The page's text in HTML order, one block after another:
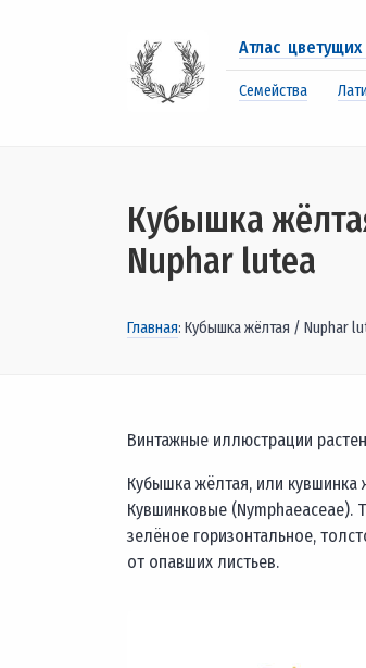
Атлас
Семейства
Кубышка
Nuphar lutea
Главная: Кубышка жёлтая / Nuphar
Винтажные иллюстрации
Кубышка жёлтая, или
Кувшинковые (Nymphaeaceae).
зелёное горизонтальное,
от опавших листьев.